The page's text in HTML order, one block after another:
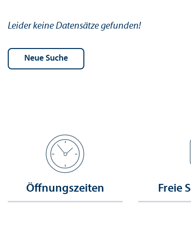
Leider keine Datensätze gefunden!
Öffnungs­zeiten Freie